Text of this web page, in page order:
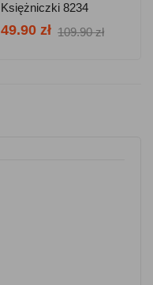
Księżniczki 8234
49.90 zł 109.90 zł